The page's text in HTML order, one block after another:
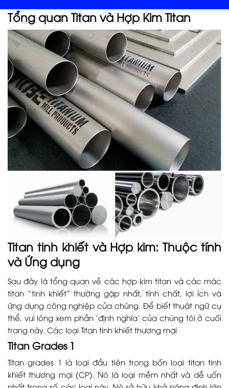
Tổng quan Titan và Hợp Kim Titan
Titan tinh khiết và Hợp kim: Thuộc tính
và Ứng dụng
Sau đây là tổng quan về các hợp kim titan và các mác
titan “tinh khiết” thường gặp nhất, tính chất, lợi ích và
ứng dụng công nghiệp của chúng. Để biết thuật ngữ cụ
thể, vui lòng xem phần 'định nghĩa' của chúng tôi ở cuối
trang này. Các loại Titan tinh khiết thương mại
Titan Grades 1
Titan grades 1 là loại đầu tiên trong bốn loại titan tinh
khiết thương mại (CP). Nó là loại mềm nhất và dễ uốn